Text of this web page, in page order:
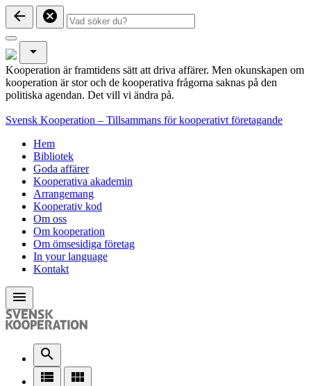
arrow_back cancel
arrow_drop_down
Kooperation är framtidens sätt att driva affärer. Men okunskapen om
kooperation är stor och de kooperativa frågorna saknas på den
politiska agendan. Det vill vi ändra på.
Svensk Kooperation – Tillsammans för kooperativt företagande
Hem
Bibliotek
Goda affärer
Kooperativa akademin
Arrangemang
Kooperativ kod
Om oss
Om kooperation
Om ömsesidiga företag
In your language
Kontakt
menu
search
view_list
view_module